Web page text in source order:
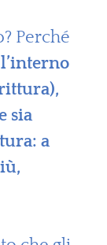
Perché
sia
a